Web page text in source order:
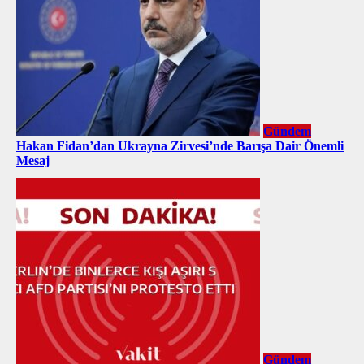
Gündem
Hakan Fidan’dan Ukrayna Zirvesi’nde Barışa Dair Önemli
Mesaj
Gündem